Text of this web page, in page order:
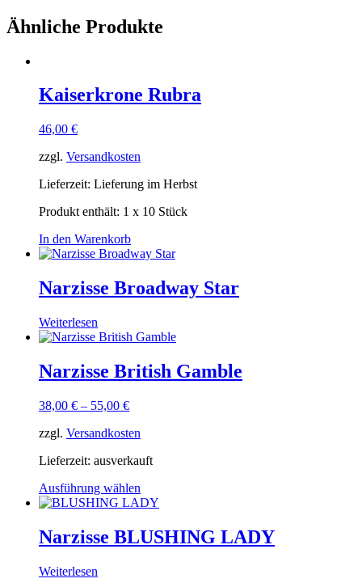
Ähnliche Produkte
Kaiserkrone Rubra
46,00 €
zzgl. Versandkosten
Lieferzeit: Lieferung im Herbst
Produkt enthält: 1 x 10 Stück
In den Warenkorb
Narzisse Broadway Star
Weiterlesen
Narzisse British Gamble
38,00 € – 55,00 €
zzgl. Versandkosten
Lieferzeit: ausverkauft
Ausführung wählen
Narzisse BLUSHING LADY
Weiterlesen